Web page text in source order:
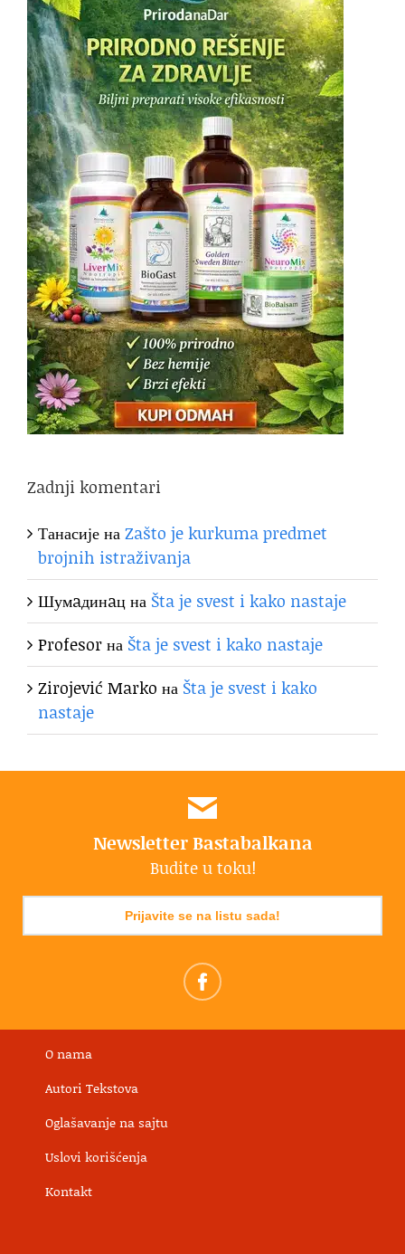
Zadnji komentari
ТанасијенаZašto je kurkuma predmet
brojnih istraživanja
Шумaдинaцна Šta je svest i kako nastaje
Profesorна Šta je svest i kako nastaje
Zirojević Marko на Šta je svest i kako
nastaje
Newsletter Bastabalkana
Budite u toku!
Prijavite se na listu sada!
O nama
Autori Tekstova
Oglašavanje na sajtu
Uslovi korišćenja
Kontakt